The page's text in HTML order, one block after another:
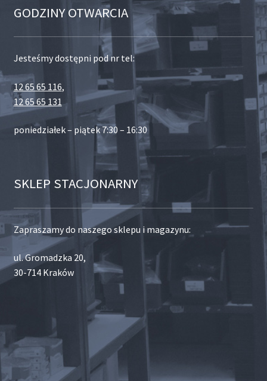
GODZINY OTWARCIA
Jesteśmy dostępni pod nr tel:
12 65 65 116,
12 65 65 131
poniedziałek – piątek 7:30 – 16:30
SKLEP STACJONARNY
Zapraszamy do naszego sklepu i magazynu:
ul. Gromadzka 20,
30-714 Kraków